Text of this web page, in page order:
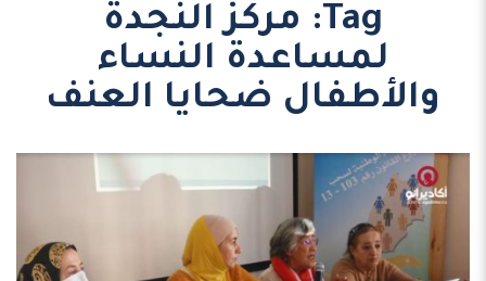
Tag:
مركز النجدة
لمساعدة النساء
والأطفال ضحايا العنف